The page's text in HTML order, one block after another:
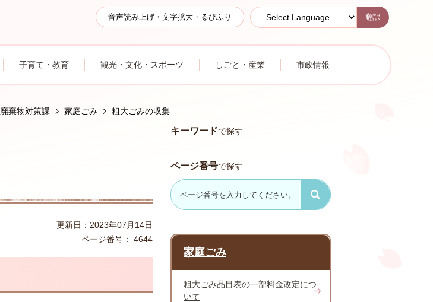
音声読み上げ・文字拡大・るびふり 翻訳
子育て・教育 観光・文化・スポーツ しごと・産業 市政情報
廃棄物対策課 家庭ごみ 粗大ごみの収集
更新日：2023年07月14日
ページ番号：
4644
キーワードで探す
ページ番号で探す
家庭ごみ
粗大ごみ品目表の一部料金改定につ
いて